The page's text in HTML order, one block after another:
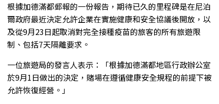
根據加德滿都郵報的一份報告，期待已久的里程碑是在尼泊
爾政府最近決定允許企業在實施健康和安全協議後開放，以
及從9月23日起取消對完全接種疫苗的旅客的所有旅遊限
制、包括7天隔離要求。
一位旅遊局的發言人表示：「根據加德滿都地區行政辦公室
於9月1日做出的決定，賭場在遵循健康安全規程的前提下被
允許恢復經營。」